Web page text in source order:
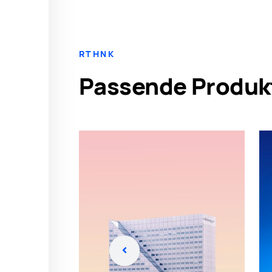
RTHNK
Passende